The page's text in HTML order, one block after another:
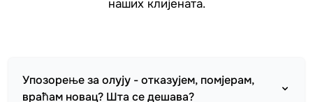
наших клијената.
Упозорење за олују - отказујем, помјерам,
враћам новац? Шта се дешава?